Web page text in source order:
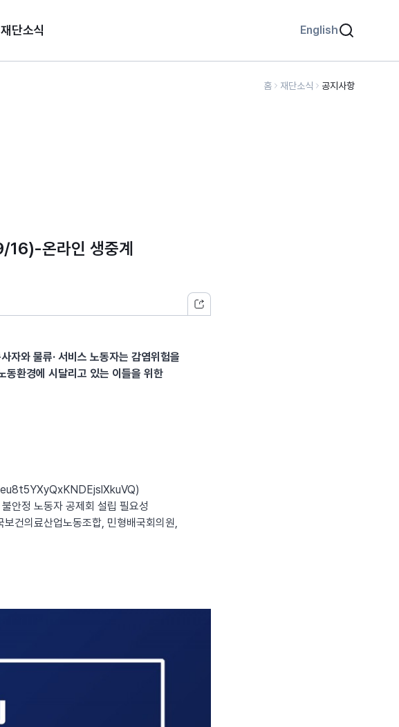
재단소식 English
홈 재단소식 공지사항
16)-온라인 생중계
자와 물류· 서비스 노동자는 감염위험을
동환경에 시달리고 있는 이들을 위한
)
안정 노동자 공제회 설립 필요성
건의료산업노동조합, 민형배국회의원,